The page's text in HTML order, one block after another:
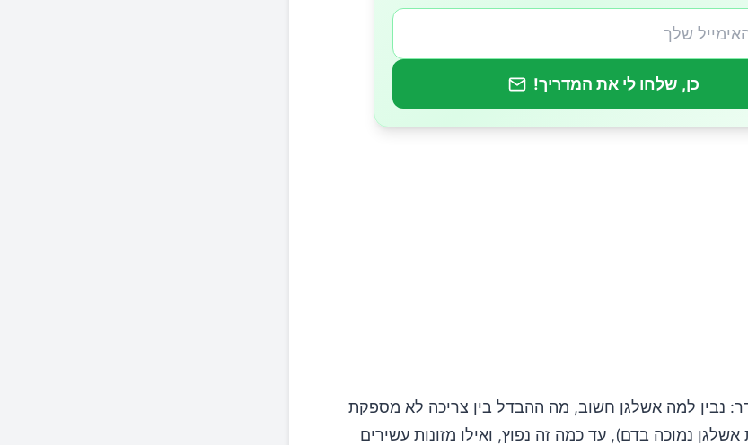
חכם או מלכודת?
מאשלגן: מחלת כליה, תרופות ותחליפי מלח
כן, שלחו לי את המדריך!
נבין למה אשלגן חשוב, מה ההבדל בין צריכה לא מספקת
נמוכה בדם), עד כמה זה נפוץ, ואילו מזונות עשירים